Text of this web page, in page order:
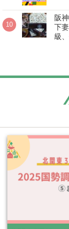
阪
下
級